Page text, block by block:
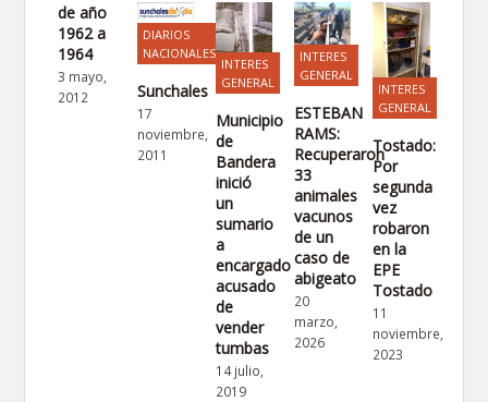
de año
1962 a
1964
3 mayo,
2012
DIARIOS
NACIONALES
Sunchales
17
noviembre,
2011
INTERES
GENERAL
Municipio
de
Bandera
inició
un
sumario
a
encargado
acusado
de
vender
tumbas
14 julio,
2019
INTERES
GENERAL
ESTEBAN
RAMS:
Recuperaron
33
animales
vacunos
de un
caso de
abigeato
20
marzo,
2026
INTERES
GENERAL
Tostado:
Por
segunda
vez
robaron
en la
EPE
Tostado
11
noviembre,
2023